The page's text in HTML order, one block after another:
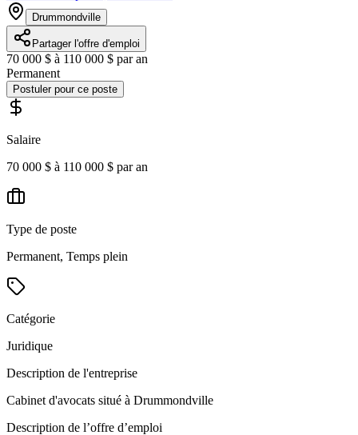
Drummondville
Partager l'offre d'emploi
70 000 $ à 110 000 $ par an
Permanent
Postuler pour ce poste
Salaire
70 000 $ à 110 000 $ par an
Type de poste
Permanent, Temps plein
Catégorie
Juridique
Description de l'entreprise
Cabinet d'avocats situé à Drummondville
Description de l’offre d’emploi